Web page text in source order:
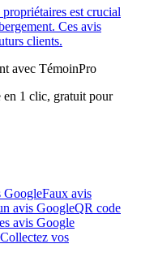
est crucial
Ces avis
clients.
avec TémoinPro
1 clic, gratuit pour
GoogleFaux avis
avis GoogleQR code
avis Google
Collectez vos